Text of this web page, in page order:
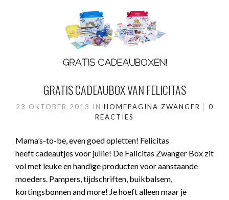
GRATIS CADEAUBOX VAN FELICITAS
23 OKTOBER 2013 IN HOMEPAGINA ZWANGER
0
REACTIES
Mama’s-to-be, even goed opletten! Felicitas
heeft cadeautjes voor jullie! De Falicitas Zwanger Box zit
vol met leuke en handige producten voor aanstaande
moeders. Pampers, tijdschriften, buikbalsem,
kortingsbonnen and more! Je hoeft alleen maar je